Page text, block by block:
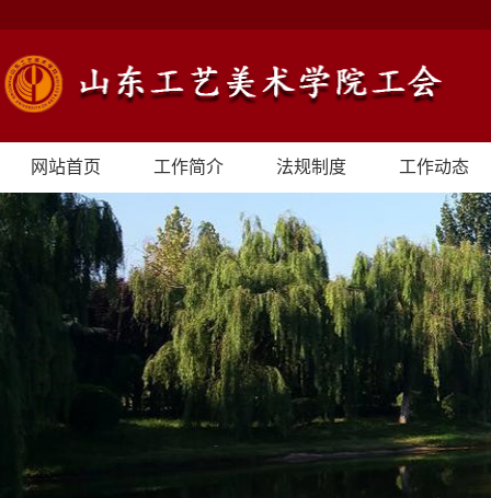
网站首页 工作简介 法规制度 工作动态